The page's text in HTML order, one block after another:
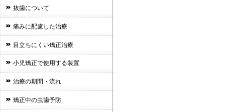
抜歯について
痛みに配慮した治療
目立ちにくい矯正治療
小児矯正で使用する装置
治療の期間・流れ
矯正中の虫歯予防